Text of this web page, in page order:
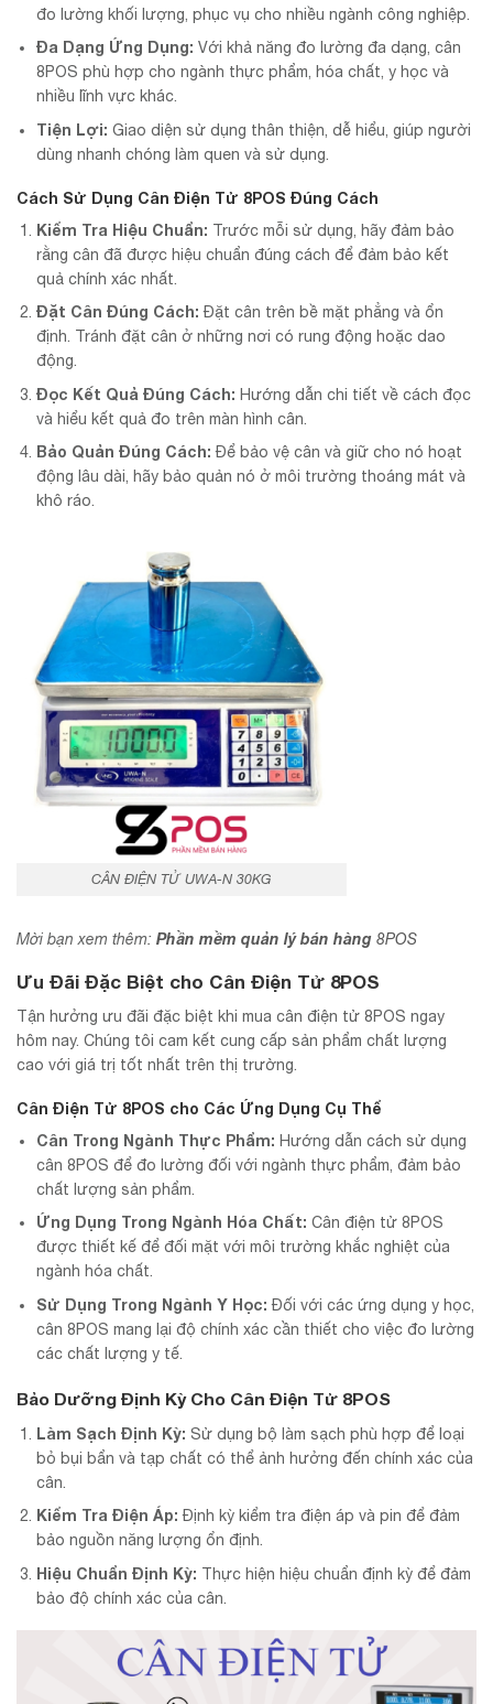
đo lường khối lượng, phục vụ cho nhiều ngành công nghiệp.
Đa Dạng Ứng Dụng: Với khả năng đo lường đa dạng, cân
8POS phù hợp cho ngành thực phẩm, hóa chất, y học và
nhiều lĩnh vực khác.
Tiện Lợi: Giao diện sử dụng thân thiện, dễ hiểu, giúp người
dùng nhanh chóng làm quen và sử dụng.
Cách Sử Dụng Cân Điện Tử 8POS Đúng Cách
Kiểm Tra Hiệu Chuẩn: Trước mỗi sử dụng, hãy đảm bảo
rằng cân đã được hiệu chuẩn đúng cách để đảm bảo kết
quả chính xác nhất.
Đặt Cân Đúng Cách: Đặt cân trên bề mặt phẳng và ổn
định. Tránh đặt cân ở những nơi có rung động hoặc dao
động.
Đọc Kết Quả Đúng Cách: Hướng dẫn chi tiết về cách đọc
và hiểu kết quả đo trên màn hình cân.
Bảo Quản Đúng Cách: Để bảo vệ cân và giữ cho nó hoạt
động lâu dài, hãy bảo quản nó ở môi trường thoáng mát và
khô ráo.
CÂN ĐIỆN TỬ UWA-N 30KG
Mời bạn xem thêm: Phần mềm quản lý bán hàng 8POS
Ưu Đãi Đặc Biệt cho Cân Điện Tử 8POS
Tận hưởng ưu đãi đặc biệt khi mua cân điện tử 8POS ngay
hôm nay. Chúng tôi cam kết cung cấp sản phẩm chất lượng
cao với giá trị tốt nhất trên thị trường.
Cân Điện Tử 8POS cho Các Ứng Dụng Cụ Thể
Cân Trong Ngành Thực Phẩm: Hướng dẫn cách sử dụng
cân 8POS để đo lường đối với ngành thực phẩm, đảm bảo
chất lượng sản phẩm.
Ứng Dụng Trong Ngành Hóa Chất: Cân điện tử 8POS
được thiết kế để đối mặt với môi trường khắc nghiệt của
ngành hóa chất.
Sử Dụng Trong Ngành Y Học: Đối với các ứng dụng y học,
cân 8POS mang lại độ chính xác cần thiết cho việc đo lường
các chất lượng y tế.
Bảo Dưỡng Định Kỳ Cho Cân Điện Tử 8POS
Làm Sạch Định Kỳ: Sử dụng bộ làm sạch phù hợp để loại
bỏ bụi bẩn và tạp chất có thể ảnh hưởng đến chính xác của
cân.
Kiểm Tra Điện Áp: Định kỳ kiểm tra điện áp và pin để đảm
bảo nguồn năng lượng ổn định.
Hiệu Chuẩn Định Kỳ: Thực hiện hiệu chuẩn định kỳ để đảm
bảo độ chính xác của cân.